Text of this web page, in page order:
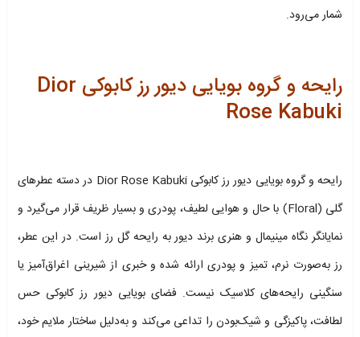
شمار می‌رود.
رایحه و گروه بویایی دیور رز کابوکی Dior
Rose Kabuki
رایحه و گروه بویایی دیور رز کابوکی Dior Rose Kabuki در دسته عطرهای
گلی (Floral) با حال‌ و هوایی لطیف، پودری و بسیار ظریف قرار می‌گیرد و
نمایانگر نگاه مینیمال و هنری برند دیور به رایحه گل رز است. در این عطر،
رز به‌صورت نرم، تمیز و پودری ارائه شده و خبری از شیرینی اغراق‌آمیز یا
سنگینی رایحه‌های کلاسیک نیست. فضای بویایی دیور رز کابوکی حس
لطافت، پاکیزگی و شیک‌بودن را تداعی می‌کند و به‌دلیل ساختار ملایم خود،